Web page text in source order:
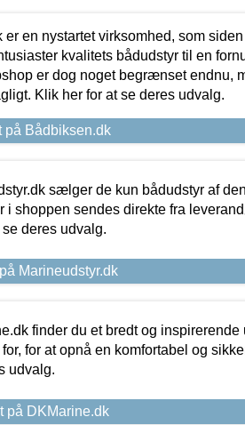
er en nystartet virksomhed, som
kvalitets bådudstyr til en
er dog noget begrænset endnu,
Klik her for at se deres udvalg.
på Bådbiksen.dk
sælger de kun bådudstyr af
i shoppen sendes direkte fra
deres udvalg.
Marineudstyr.dk
finder du et bredt og inspirerende
for at opnå en komfortabel og
udvalg.
på DKMarine.dk